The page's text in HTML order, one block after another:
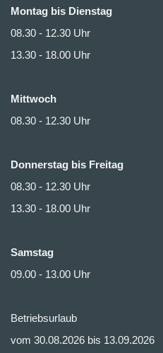
Montag bis Dienstag
08.30 - 12.30 Uhr
13.30 - 18.00 Uhr
Mittwoch
08.30 - 12.30 Uhr
Donnerstag bis Freitag
08.30 - 12.30 Uhr
13.30 - 18.00 Uhr
Samstag
09.00 - 13.00 Uhr
Betriebsurlaub
vom 30.08.2026 bis 13.09.2026